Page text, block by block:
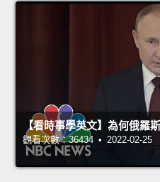
【看時事學英文】為何俄羅
觀看次數：36434 • 2022-02-25